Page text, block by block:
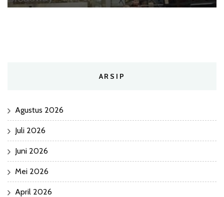
ARSIP
Agustus 2026
Juli 2026
Juni 2026
Mei 2026
April 2026